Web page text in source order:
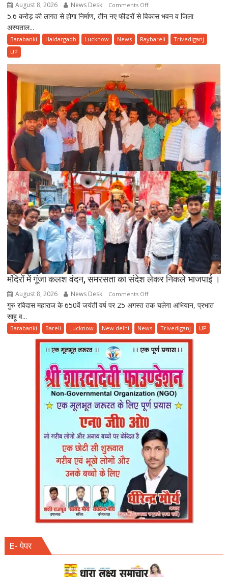
August 8, 2026 News Desk Comments Offon
रायबरेली
बनेगा
नया
पावर
प्लांट,
5000
उपभोक्ताओं
को
मिलेगी
राहत
5.6 करोड़ की लागत से होगा निर्माण, तीन नए फीडरों से विकास भवन व जिला
अस्पताल...
Barabanki Haidargadh Lucknow News Raybareli
Trivediganj
UP
मंदिरों में गूंजा कलश वंदन, समरसता का संदेश लेकर निकले भाजपाई ।
August 8, 2026 News Desk Comments Offon
मंदिरों
गूंजा
कलश
वंदन,
का
संदेश
लेकर
निकले
भाजपाई
।
गुरु रविदास महाराज के 650वें जयंती वर्ष पर 25 अगस्त तक चलेगा अभियान, प्रभात
साहू व...
Barabanki Bareli Lucknow New delhi News Trivediganj UP
E- पेपर